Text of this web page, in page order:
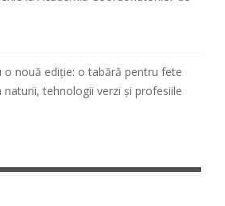
o nouă ediție: o tabără pentru fete
tehnologii verzi și profesiile